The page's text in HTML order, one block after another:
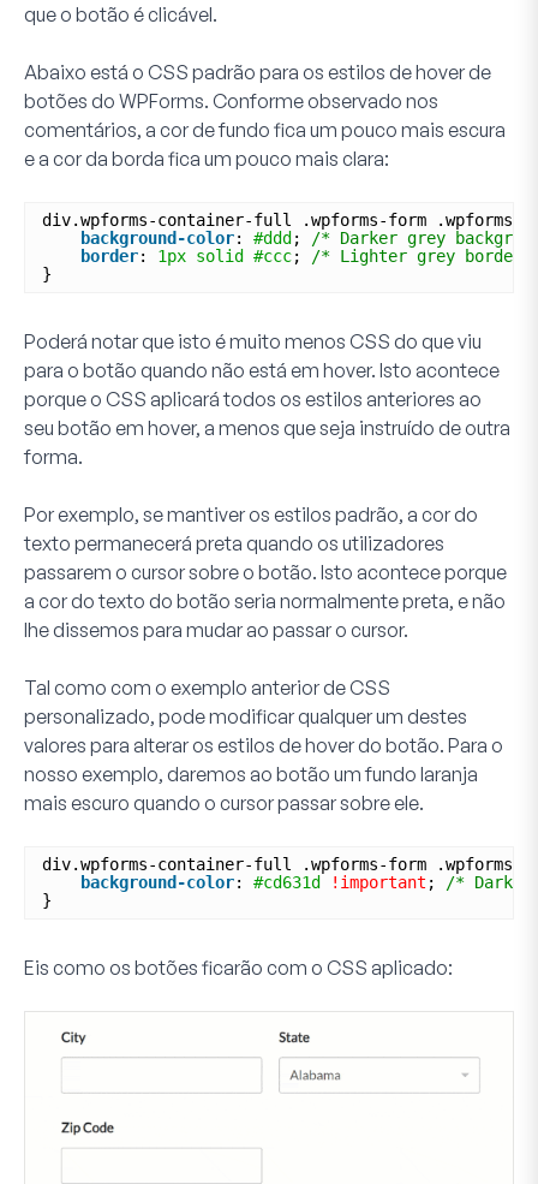
que o botão é clicável.
Abaixo está o CSS padrão para os estilos de hover de
botões do WPForms. Conforme observado nos
comentários, a cor de fundo fica um pouco mais escura
e a cor da borda fica um pouco mais clara:
div.wpforms-container-full .wpforms-form
background-color: #ddd ; /* Darker grey
border: 1px solid #ccc; /* Lighter grey border
}
Poderá notar que isto é muito menos CSS do que viu
para o botão quando não está em hover. Isto acontece
porque o CSS aplicará todos os estilos anteriores ao
seu botão em hover, a menos que seja instruído de outra
forma.
Por exemplo, se mantiver os estilos padrão, a cor do
texto permanecerá preta quando os utilizadores
passarem o cursor sobre o botão. Isto acontece porque
a cor do texto do botão seria normalmente preta, e não
lhe dissemos para mudar ao passar o cursor.
Tal como com o exemplo anterior de CSS
personalizado, pode modificar qualquer um destes
valores para alterar os estilos de hover do botão. Para o
nosso exemplo, daremos ao botão um fundo laranja
mais escuro quando o cursor passar sobre ele.
div.wpforms-container-full .wpforms-form
background-color: #cd631d !important ; /* Darker
}
Eis como os botões ficarão com o CSS aplicado: